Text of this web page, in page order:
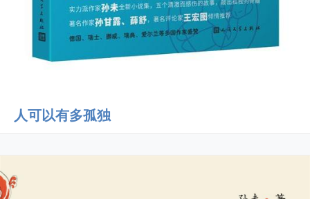
人可以有多孤独